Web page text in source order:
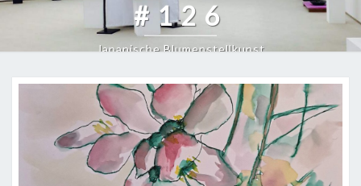
#126
Japanische Blumenstellkunst